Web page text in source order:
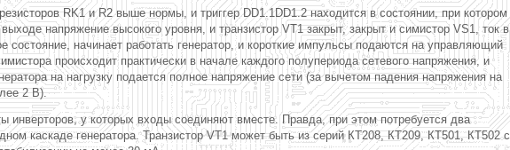
RK1 и R2 выше нормы, и триггер DD1.1DD1.2 находится в состоянии, при котором
напряжение высокого уровня, и транзистор VT1 закрыт, закрыт и симистор VS1, ток в
состояние, начинает работать генератор, и короткие импульсы подаются на управляющий
происходит практически в начале каждого полупериода сетевого напряжения, и
на нагрузку подается полное напряжение сети (за вычетом падения напряжения на
2 В).
у которых входы соединяют вместе. Правда, при этом потребуется два
каскаде генератора. Транзистор VT1 может быть из серий КТ208, КТ209, КТ501, КТ502 с